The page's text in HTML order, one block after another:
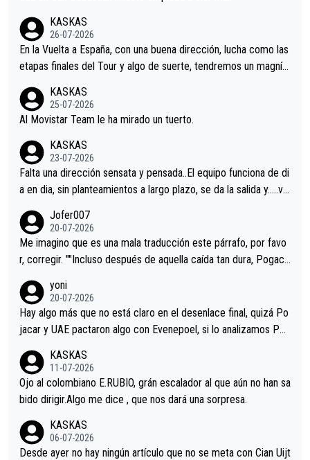
KASKAS
26-07-2026
En la Vuelta a España, con una buena dirección, lucha como las
etapas finales del Tour y algo de suerte, tendremos un magnífi
KASKAS
25-07-2026
Al Movistar Team le ha mirado un tuerto.
KASKAS
23-07-2026
Falta una dirección sensata y pensada..El equipo funciona de di
a en dia, sin planteamientos a largo plazo, se da la salida y…..ve
Minguez, Velez etc etc.Me da pena vivir estos momentos tan
tristes sin victorias.
Jofer007
20-07-2026
Me imagino que es una mala traducción este párrafo, por favo
r, corregir. ""Incluso después de aquella caída tan dura, Pogaca
permaneció pegado a su rueda. Parecía increíble la forma en l
a que era capaz de controlar el miedo", recordó."
yoni
20-07-2026
Hay algo más que no está claro en el desenlace final, quizá Po
jacar y UAE pactaron algo con Evenepoel, si lo analizamos Poj
i sin pedalear, luego está el saludo con Evenepoel dándose la
mano de una manera muy fraternal, más allá de los típicos toqu
es en el hombro con que saludaba a Vingegard. Ahí hubo una in
eta, a ver si por querer poner a Del Toro con calzador en posi
ción de podio UAE y Pojacar se van complicar el tour.
KASKAS
11-07-2026
Ojo al colombiano E.RUBIO, grán escalador al que aún no han sa
bido dirigir.Algo me dice , que nos dará una sorpresa.
KASKAS
06-07-2026
Desde ayer no hay ningún artículo que no se meta con Cian Uijt